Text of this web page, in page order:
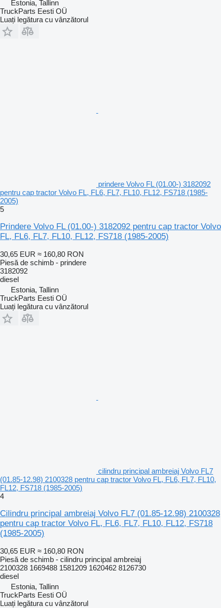
Estonia, Tallinn
TruckParts Eesti OÜ
Luați legătura cu vânzătorul
prindere Volvo FL (01.00-) 3182092
pentru cap tractor Volvo FL, FL6, FL7, FL10, FL12, FS718 (1985-
2005)
5
Prindere Volvo FL (01.00-) 3182092 pentru cap tractor Volvo
FL, FL6, FL7, FL10, FL12, FS718 (1985-2005)
30,65 EUR ≈ 160,80 RON
Piesă de schimb - prindere
3182092
diesel
Estonia, Tallinn
TruckParts Eesti OÜ
Luați legătura cu vânzătorul
cilindru principal ambreiaj Volvo FL7
(01.85-12.98) 2100328 pentru cap tractor Volvo FL, FL6, FL7, FL10,
FL12, FS718 (1985-2005)
4
Cilindru principal ambreiaj Volvo FL7 (01.85-12.98) 2100328
pentru cap tractor Volvo FL, FL6, FL7, FL10, FL12, FS718
(1985-2005)
30,65 EUR ≈ 160,80 RON
Piesă de schimb - cilindru principal ambreiaj
2100328 1669488 1581209 1620462 8126730
diesel
Estonia, Tallinn
TruckParts Eesti OÜ
Luați legătura cu vânzătorul